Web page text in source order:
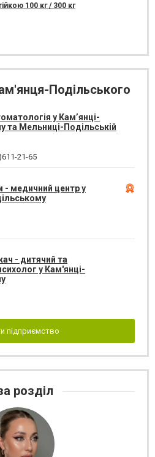
100 кг / 300 кг
Подільського
у Кам’янці-
та Мельниці-Подільській
21-65
- медичний центр у
- дитячий та
у Кам'янці-
підприємство
розділ